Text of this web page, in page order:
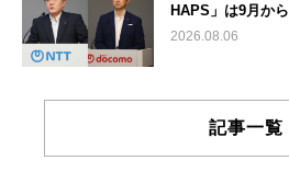
HAPS」は9月か
2026.08.06
記事一覧